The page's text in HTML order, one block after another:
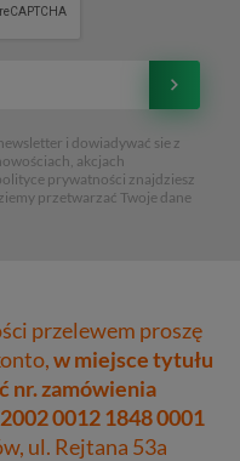
i dowiadywać sie z
akcjach
prywatności znajdziesz
przetwarzać Twoje dane
przelewem proszę
w miejsce tytułu
nr. zamówienia
0012 1848 0001
ul. Rejtana 53a